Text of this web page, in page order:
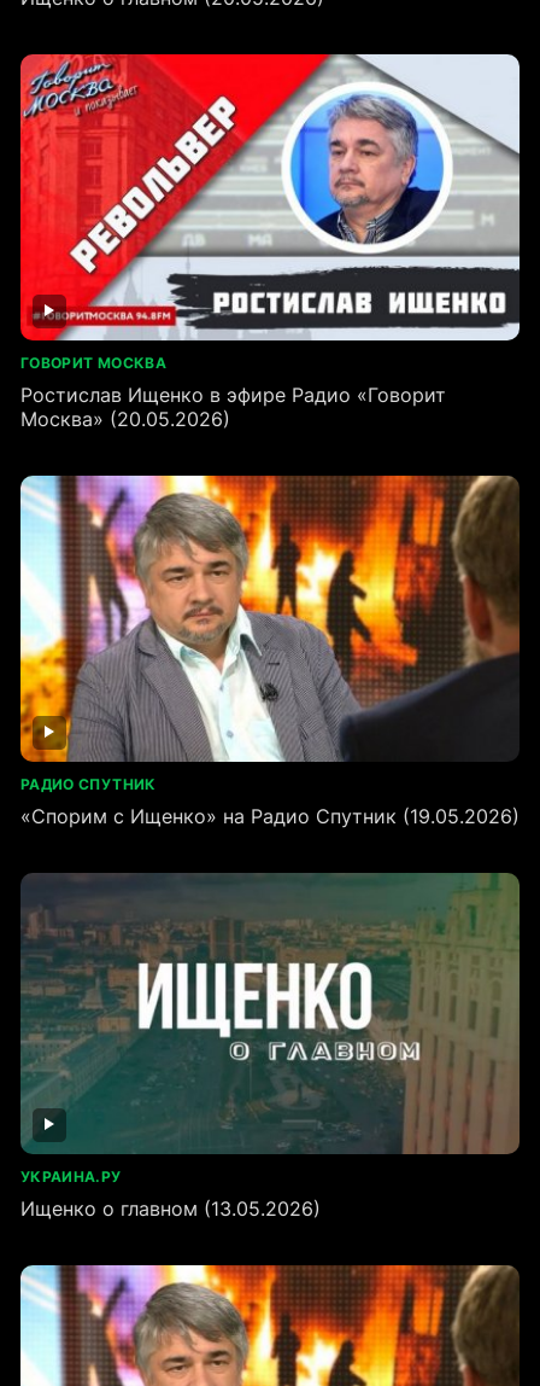
ГОВОРИТ МОСКВА
Ростислав Ищенко в эфире Радио «Говорит
Москва» (20.05.2026)
РАДИО СПУТНИК
«Спорим с Ищенко» на Радио Спутник (19.05.2026)
УКРАИНА.РУ
Ищенко о главном (13.05.2026)